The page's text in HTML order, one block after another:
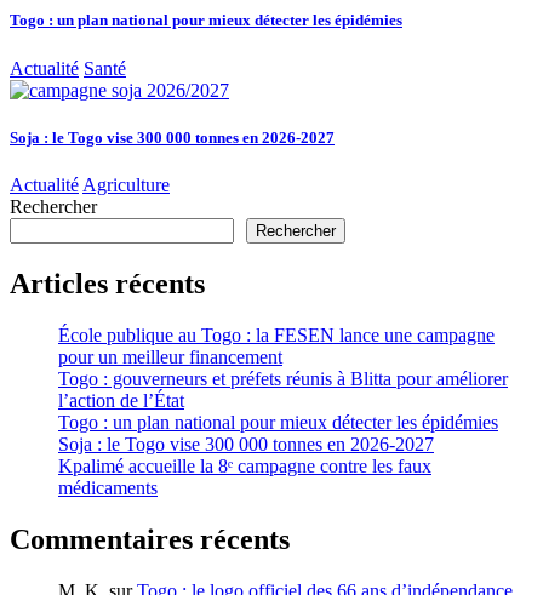
Togo : un plan national pour mieux détecter les épidémies
Actualité Santé
Soja : le Togo vise 300 000 tonnes en 2026-2027
Actualité Agriculture
Rechercher
Rechercher
Articles récents
École publique au Togo : la FESEN lance une campagne
pour un meilleur financement
Togo : gouverneurs et préfets réunis à Blitta pour améliorer
l’action de l’État
Togo : un plan national pour mieux détecter les épidémies
Soja : le Togo vise 300 000 tonnes en 2026-2027
Kpalimé accueille la 8ᵉ campagne contre les faux
médicaments
Commentaires récents
M. K. surTogo : le logo officiel des 66 ans d’indépendance